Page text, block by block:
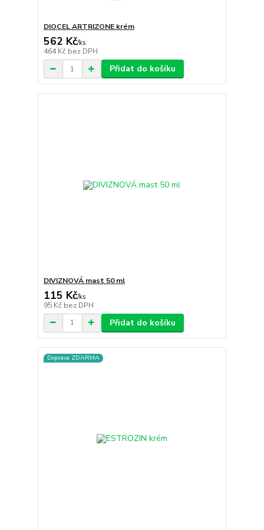
DIOCEL ARTRIZONE krém
562 Kč/ks
464 Kč bez DPH
Přidat do košíku
DIVIZNOVÁ mast 50 ml
115 Kč/ks
95 Kč bez DPH
Přidat do košíku
Doprava ZDARMA